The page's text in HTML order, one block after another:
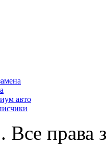
авто
Все права